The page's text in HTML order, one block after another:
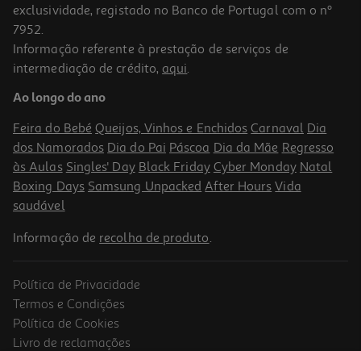
Snacks Cão Naturea Biscoitos Noz E Mel 140g
30.64 €/Kg
4,29 €
exclusividade, registado no Banco de Portugal com o nº
7952.
Informação referente à prestação de serviços de
intermediação de crédito, aqui.
Ao longo do ano
Feira do Bebé Queijos, Vinhos e Enchidos Carnaval Dia
dos Namorados Dia do Pai Páscoa Dia da Mãe Regresso
às Aulas Singles' Day Black Friday Cyber Monday Natal
Boxing Days Samsung Unpacked After Hours Vida
saudável
Informação de recolha de produto.
Política de Privacidade
Termos e Condições
Política de Cookies
Livro de reclamações